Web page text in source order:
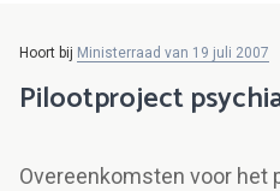
Hoort bij Ministerraad van 19 juli 2007
Pilootproject
Overeenkomsten voor het